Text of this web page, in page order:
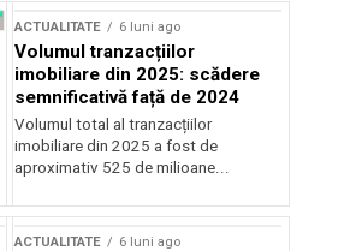
ACTUALITATE 6 luni ago
Volumul tranzacțiilor
imobiliare din 2025: scădere
semnificativă față de 2024
Volumul total al tranzacțiilor
imobiliare din 2025 a fost de
aproximativ 525 de milioane...
ACTUALITATE 6 luni ago